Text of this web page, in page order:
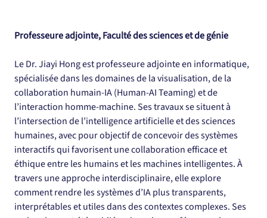
Professeure adjointe, Faculté des sciences et de génie
Le Dr. Jiayi Hong est professeure adjointe en informatique,
spécialisée dans les domaines de la visualisation, de la
collaboration humain-IA (Human-AI Teaming) et de
l’interaction homme-machine. Ses travaux se situent à
l’intersection de l’intelligence artificielle et des sciences
humaines, avec pour objectif de concevoir des systèmes
interactifs qui favorisent une collaboration efficace et
éthique entre les humains et les machines intelligentes. À
travers une approche interdisciplinaire, elle explore
comment rendre les systèmes d’IA plus transparents,
interprétables et utiles dans des contextes complexes. Ses